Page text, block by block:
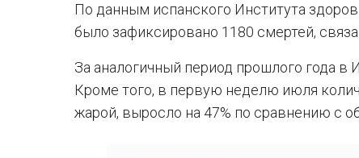
По данным испанского Института
было зафиксировано 1180 смертей,
За аналогичный период прошлого года в
Кроме того, в первую неделю июля
жарой, выросло на 47% по сравнению с